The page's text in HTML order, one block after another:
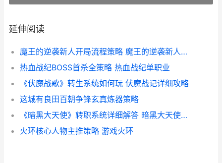
延伸阅读
魔王的逆袭新人开局流程策略 魔王的逆袭新人物是谁
热血战纪BOSS首杀全策略 热血战纪单职业
《伏魔战歌》转生系统如何玩 伏魔战记详细攻略
这城有良田百朝争锋玄真炼器策略
《暗黑大天使》转职系统详细解答 暗黑大天使叫什么名字
火环核心人物主推策略 游戏火环